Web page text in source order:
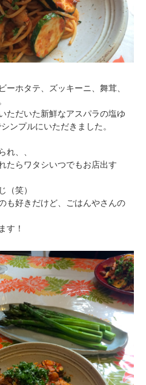
ーホタテ、ズッキーニ、舞茸、
ただいた新鮮なアスパラの塩ゆ
ンプルにいただきました。
れ、、
たらワタシいつでもお店出す
（笑）
も好きだけど、ごはんやさんの
す！